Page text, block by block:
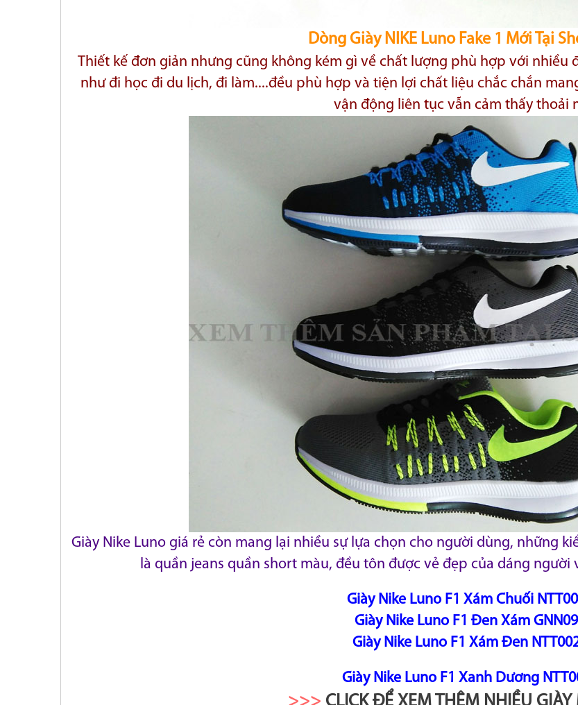
Dòng Giày NIKE Luno Fake 1 Mới Tại
Thiết kế đơn giản nhưng cũng không kém gì về chất lượng phù hợp với nhiều
như đi học đi du lịch, đi làm....đều phù hợp và tiện lợi chất liệu chắc chắn
vận động liên tục vẫn cảm thấy thoải
Giày Nike Luno giá rẻ còn mang lại nhiều sự lựa chọn cho người dùng, những
là quần jeans quần short màu, đều tôn được vẻ đẹp của dáng người
Giày Nike Luno F1 Xám Chuối
Giày Nike Luno F1 Đen Xám GNN09
Giày Nike Luno F1 Xám Đen
Giày Nike Luno F1 Xanh Dương